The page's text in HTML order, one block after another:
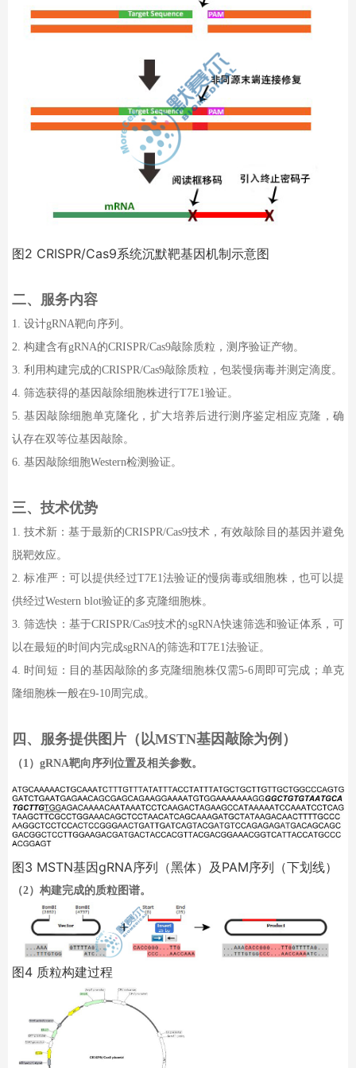
图2 CRISPR/Cas9系统沉默靶基因机制示意图
二、 服务内容
1. 设计gRNA靶向序列。
2. 构建含有gRNA的CRISPR/Cas9敲除质粒，测序验证产物。
3. 利用构建完成的CRISPR/Cas9敲除质粒，包装慢病毒并测定滴度。
4. 筛选获得的基因敲除细胞株进行T7E1验证。
5.基因敲除细胞单克隆化，扩大培养后进行测序鉴定相应克隆，确
认存在双等位基因敲除。
6. 基因敲除细胞Western检测验证。
三、 技术优势
1.技术新：基于最新的CRISPR/Cas9技术，有效敲除目的基因并避免
脱靶效应。
2.标准严：可以提供经过T7E1法验证的慢病毒或细胞株，也可以提
供经过Western blot验证的多克隆细胞株。
3.筛选快：基于CRISPR/Cas9技术的sgRNA快速筛选和验证体系，可
以在最短的时间内完成sgRNA的筛选和T7E1法验证。
4. 时间短：目的基因敲除的多克隆细胞株仅需5-6周即可完成；单克
隆细胞株一般在9-10周完成。
四、 服务提供图片 （以MSTN基因敲除为例）
（1） gRNA靶向序列位置及相关参数。
图3 MSTN基因gRNA序列（黑体）及 PAM序列（下划线）
（2）构建完成的质粒图谱。
图4 质粒构建过程